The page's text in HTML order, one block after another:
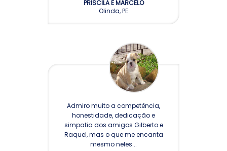
PRISCILA E MARCELO
Olinda, PE
Admiro muito a competência,
honestidade, dedicação e
simpatia dos amigos Gilberto e
Raquel, mas o que me encanta
mesmo neles...